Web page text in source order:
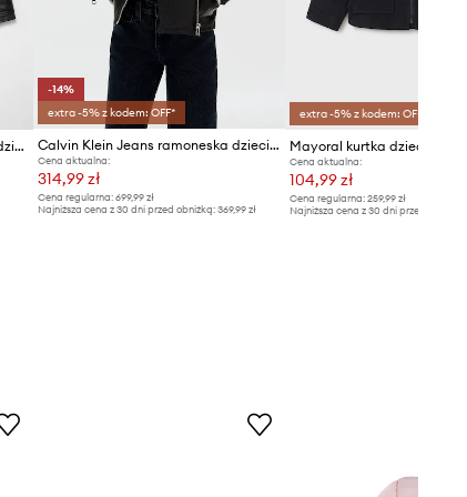
United Colors of Benetton kurtka dziecięca
-14%
extra -5% z kodem: OFF*
Calvin Klein Jeans ramoneska dziecięca
Cena aktualna:
314,99 zł
Cena regularna:699,99 zł
Najniższa cena z 30 dni przed obniżką:369,99 zł
extra -5% z kodem: OFF*
Mayoral kurtka dziecięca
Cena aktualna:
104,99 zł
Cena regularna: 259,99 zł
Najniższa cena z 30 dni przed obniżką: